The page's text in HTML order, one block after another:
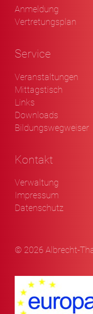
Anmeldung
Vertretungsplan
Service
Veranstaltungen
Mittagstisch
Links
Downloads
Bildungswegweiser
Kontakt
Verwaltung
Impressum
Datenschutz
© 2026 Albrecht-